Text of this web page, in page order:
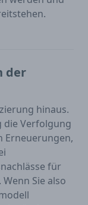
der
hinaus.
die Verfolgung
Erneuerungen,
für
Sie also